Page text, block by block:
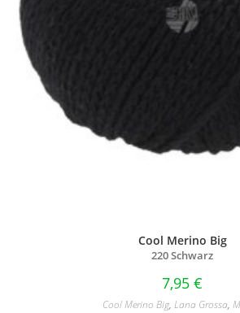
Cool Merino Big
220 Schwarz
7,95 €
Cool Merino Big, Lana Grossa,